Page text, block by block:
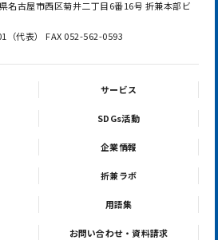
名古屋市西区菊井二丁目6番16号 折兼本部ビ
（代表） FAX 052-562-0593
サービス
SDGs活動
企業情報
折兼ラボ
用語集
お問い合わせ・資料請求